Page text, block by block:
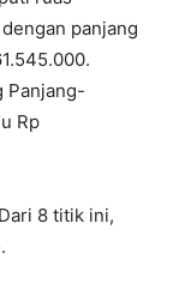
panjang
Panjang-
Rp
8 titik ini,